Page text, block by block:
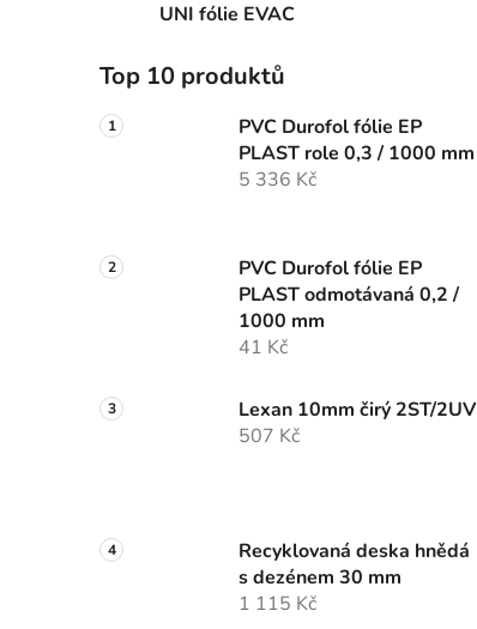
UNI fólie EVAC
Top 10 produktů
PVC Durofol fólie EP
PLAST role 0,3 / 1000 mm
5 336 Kč
PVC Durofol fólie EP
PLAST odmotávaná 0,2 /
1000 mm
41 Kč
Lexan 10mm čirý 2ST/2UV
507 Kč
Recyklovaná deska hnědá
s dezénem 30 mm
1 115 Kč